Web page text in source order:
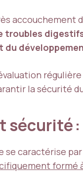
accouchement
troubles
du
la sécurité
sécurité
se caractérise
formé